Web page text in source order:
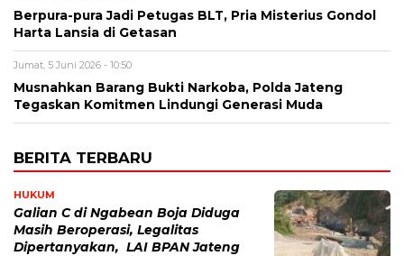
Berpura-pura Jadi Petugas BLT, Pria Misterius Gondol
Harta Lansia di Getasan
Jumat, 5 Juni 2026 - 10:50
Musnahkan Barang Bukti Narkoba, Polda Jateng
Tegaskan Komitmen Lindungi Generasi Muda
BERITA TERBARU
HUKUM
Galian C di Ngabean Boja Diduga
Masih Beroperasi, Legalitas
Dipertanyakan, LAI BPAN Jateng